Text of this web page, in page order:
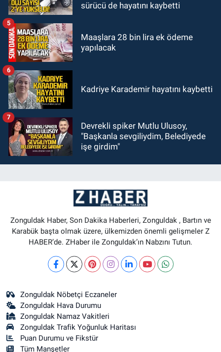
sürücü de hayatını kaybetti
Maaşlara 28 bin lira ek ödeme
yapılacak
5
Kadriye Karademir hayatını kaybetti
6
Devrekli spiker Mutlu Ulusoy,
"Başkanla sevgiliydim, Belediyede
işe girdim"
7
Zonguldak Haber, Son Dakika Haberleri, Zonguldak , Bartın ve
Karabük başta olmak üzere, ülkemizden önemli gelişmeler Z
HABER’de. ZHaber ile Zonguldak’ın Nabzını Tutun.
Zonguldak Nöbetçi Eczaneler
Zonguldak Hava Durumu
Zonguldak Namaz Vakitleri
Zonguldak Trafik Yoğunluk Haritası
Puan Durumu ve Fikstür
Tüm Manşetler